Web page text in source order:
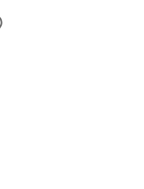
ZUR WUNSCHLISTE